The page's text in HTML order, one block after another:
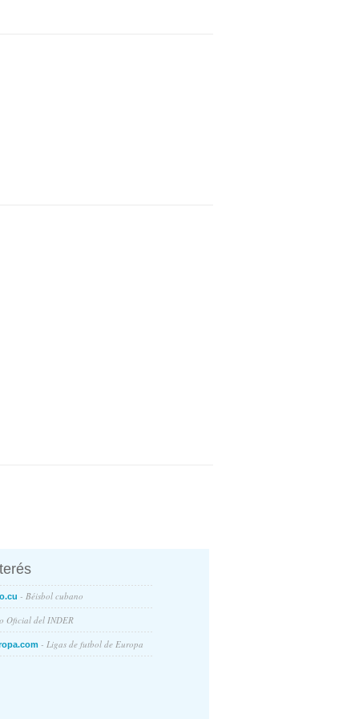
- Béisbol cubano
Oficial del INDER
- Ligas de futbol de Europa